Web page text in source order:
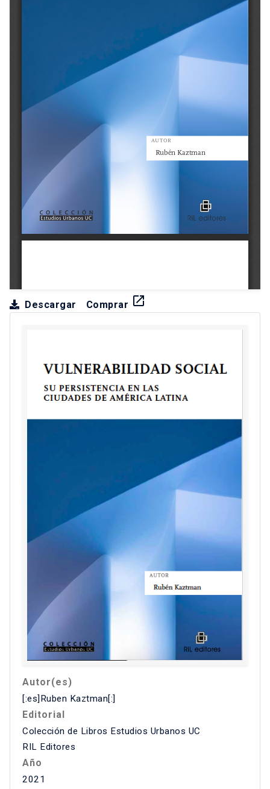
Descargar Comprar launch
Autor(es)
[:es]Ruben Kaztman[:]
Editorial
Colección de Libros Estudios Urbanos UC
RIL Editores
Año
2021